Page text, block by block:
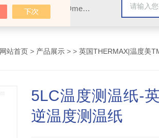
Omega插头,Omega测温线,热电偶测温线,热电偶线,铠装热电偶,热电偶连接器,热电偶插头,Omega热电偶线,T型热电偶线,TMC测温纸
网站首页 > 产品展示 > > 英国THERMAX|温度美
5LC温度测温纸-
逆温度测温纸